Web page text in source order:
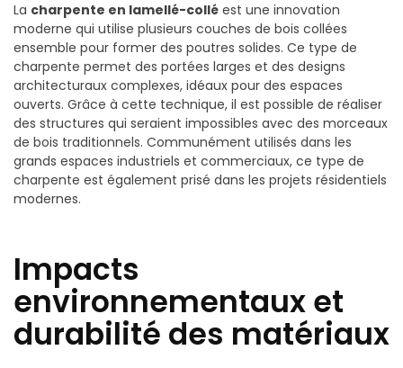
La charpente en lamellé-collé est une innovation
moderne qui utilise plusieurs couches de bois collées
ensemble pour former des poutres solides. Ce type de
charpente permet des portées larges et des designs
architecturaux complexes, idéaux pour des espaces
ouverts. Grâce à cette technique, il est possible de réaliser
des structures qui seraient impossibles avec des morceaux
de bois traditionnels. Communément utilisés dans les
grands espaces industriels et commerciaux, ce type de
charpente est également prisé dans les projets résidentiels
modernes.
Impacts
environnementaux et
durabilité des matériaux